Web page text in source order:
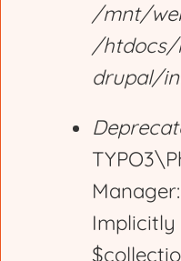
/mnt/
/htdocs/
drupal/